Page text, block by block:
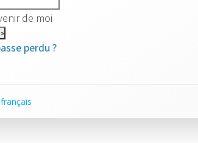
de moi
perdu ?
français